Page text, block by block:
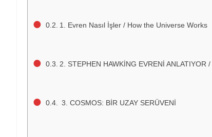
1. Evren Nasıl İşler / How the Universe Works
2. STEPHEN HAWKİNG EVRENİ
3. COSMOS: BİR UZAY SERÜVENİ